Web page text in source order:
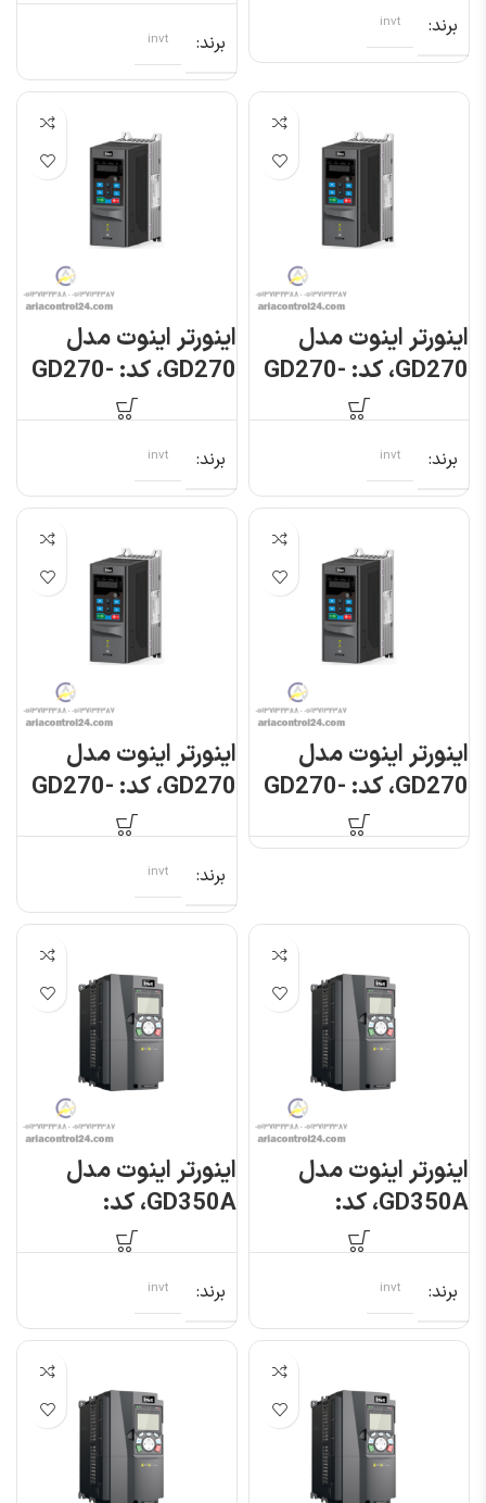
برند invt
برند invt
اینورتر اینوت مدل
GD270، کد: GD270-
برند invt
اینورتر اینوت مدل
GD270، کد: GD270-
برند invt
اینورتر اینوت مدل
GD270، کد: GD270-
اینورتر اینوت مدل
GD270، کد: GD270-
برند invt
اینورتر اینوت مدل
GD350A، کد:
برند invt
اینورتر اینوت مدل
GD350A، کد:
برند invt